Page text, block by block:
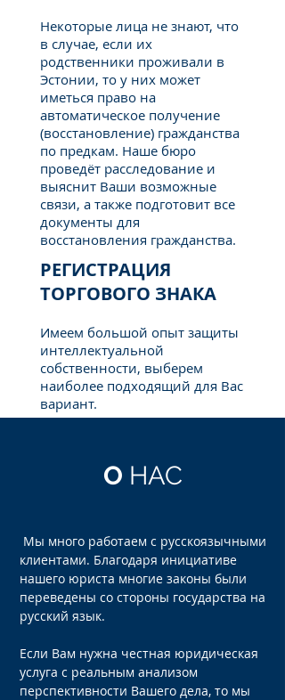
Некоторые лица не знают, что
в случае, если их
родственники проживали в
Эстонии, то у них может
иметься право на
автоматическое получение
(восстановление) гражданства
по предкам. Наше бюро
проведёт расследование и
выяснит Ваши возможные
связи, а также подготовит все
документы для
восстановления гражданства.
РЕГИСТРАЦИЯ
ТОРГОВОГО ЗНАКА
Имеем большой опыт защиты
интеллектуальной
собственности, выберем
наиболее подходящий для Вас
вариант.
О НАС
Мы много работаем с русскоязычными
клиентами. Благодаря инициативе
нашего юриста многие законы были
переведены со стороны государства на
русский язык.
Если Вам нужна честная юридическая
услуга с реальным анализом
перспективности Вашего дела, то мы